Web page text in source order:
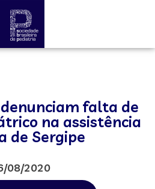
denunciam falta de
na assistência
de Sergipe
08/2020